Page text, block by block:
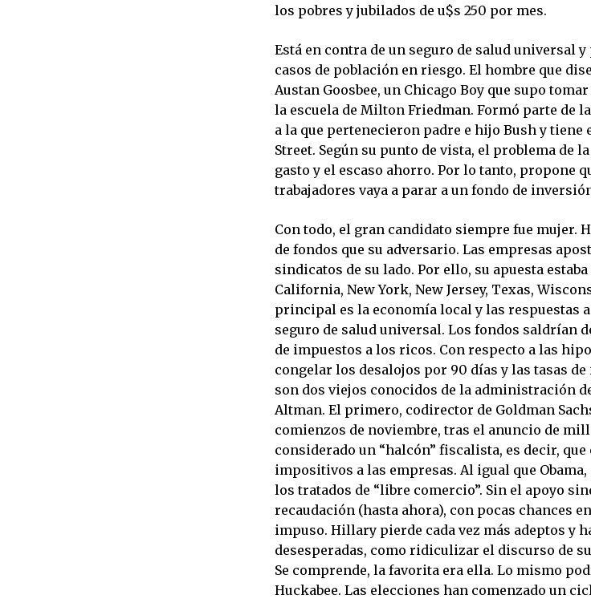
los pobres y jubilados de u$s 250 por mes.
Está en contra de un seguro de salud universal
casos de población en riesgo. El hombre que
Austan Goosbee, un Chicago Boy que supo
la escuela de Milton Friedman. Formó parte de
a la que pertenecieron padre e hijo Bush y tiene
Street. Según su punto de vista, el problema de
gasto y el escaso ahorro. Por lo tanto, propone
trabajadores vaya a parar a un fondo de
Con todo, el gran candidato siempre fue mujer.
de fondos que su adversario. Las empresas
sindicatos de su lado. Por ello, su apuesta
California, New York, New Jersey, Texas,
principal es la economía local y las respuestas
seguro de salud universal. Los fondos saldrían
de impuestos a los ricos. Con respecto a las
congelar los desalojos por 90 días y las tasas
son dos viejos conocidos de la administración
Altman. El primero, codirector de Goldman
comienzos de noviembre, tras el anuncio de
considerado un “halcón” fiscalista, es decir,
impositivos a las empresas. Al igual que
los tratados de “libre comercio”. Sin el apoyo
recaudación (hasta ahora), con pocas chances
impuso. Hillary pierde cada vez más adeptos y
desesperadas, como ridiculizar el discurso de
Se comprende, la favorita era ella. Lo mismo
Huckabee. Las elecciones han comenzado un